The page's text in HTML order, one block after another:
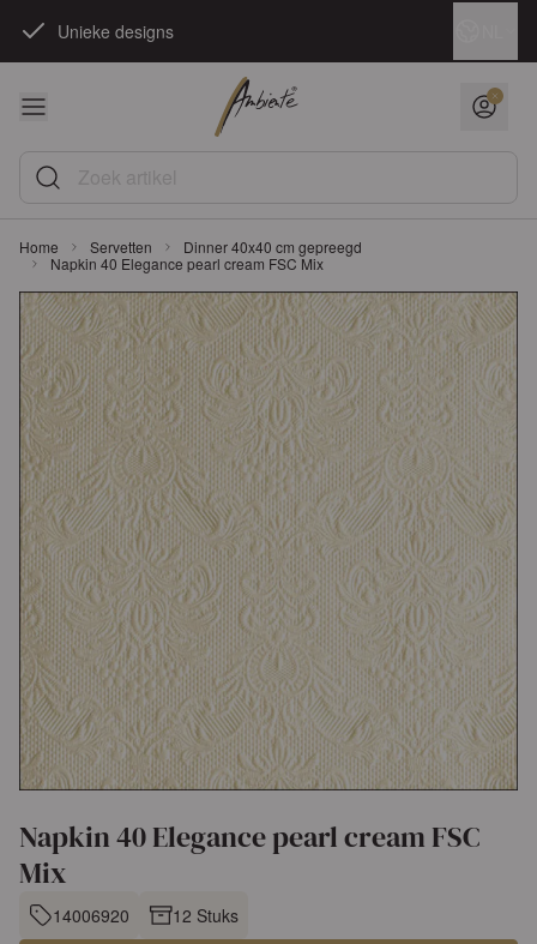
Unieke designs
Zoek artikel
Home Servetten
Dinner 40x40 cm gepreegd
Napkin 40 Elegance pearl cream FSC Mix
Napkin 40 Elegance pearl cream FSC
Mix
14006920 12 Stuks